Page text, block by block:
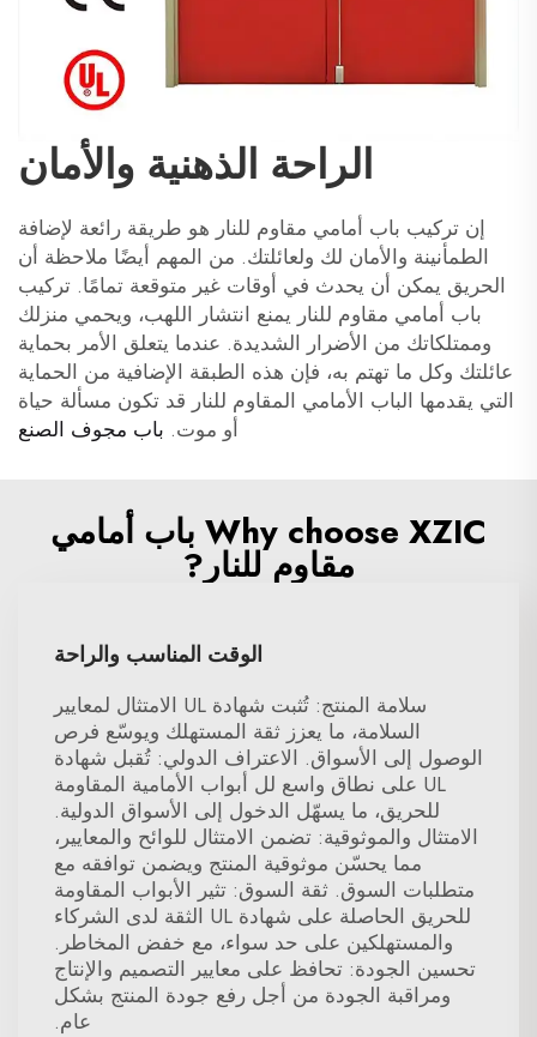
الراحة الذهنية والأمان
إن تركيب باب أمامي مقاوم للنار هو طريقة رائعة لإضافة
الطمأنينة والأمان لك ولعائلتك. من المهم أيضًا ملاحظة أن
الحريق يمكن أن يحدث في أوقات غير متوقعة تمامًا. تركيب
باب أمامي مقاوم للنار يمنع انتشار اللهب، ويحمي منزلك
وممتلكاتك من الأضرار الشديدة. عندما يتعلق الأمر بحماية
عائلتك وكل ما تهتم به، فإن هذه الطبقة الإضافية من الحماية
التي يقدمها الباب الأمامي المقاوم للنار قد تكون مسألة حياة
أو موت. باب مجوف الصنع
Why choose XZIC باب أمامي
مقاوم للنار?
الوقت المناسب والراحة
سلامة المنتج: تُثبت شهادة UL الامتثال لمعايير
السلامة، ما يعزز ثقة المستهلك ويوسّع فرص
الوصول إلى الأسواق. الاعتراف الدولي: تُقبل شهادة
UL على نطاق واسع لل أبواب الأمامية المقاومة
للحريق، ما يسهّل الدخول إلى الأسواق الدولية.
الامتثال والموثوقية: تضمن الامتثال للوائح والمعايير،
مما يحسّن موثوقية المنتج ويضمن توافقه مع
متطلبات السوق. ثقة السوق: تثير الأبواب المقاومة
للحريق الحاصلة على شهادة UL الثقة لدى الشركاء
والمستهلكين على حد سواء، مع خفض المخاطر.
تحسين الجودة: تحافظ على معايير التصميم والإنتاج
ومراقبة الجودة من أجل رفع جودة المنتج بشكل
عام.